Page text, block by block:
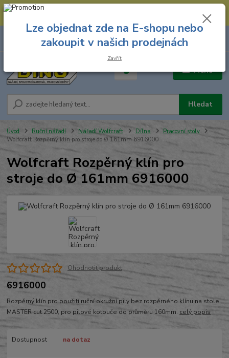
--- Spojovací materiál: 774 431 045 --- Prodejna nářadí: 731 449 423 --
Menu
Hledat
8.00 hod. - 16.00 hod.
za
Úvod Ruční nářadí Nářadí Wolfcraft Dílna
Pracovní stoly
Wolfcraft Rozpěrný klín pro stroje do Ø 161mm 6916000
Wolfcraft Rozpěrný klín pro
stroje do Ø 161mm 6916000
Ohodnotit produkt
6916000
Rozpěrný klín pro použití ruční okružní pily bez rozpěrného klínu na stole
MASTER cut 2500, pro pilové kotouče do průměru 160mm. celý popis
Dostupnost na dotaz
Lze objednat zde na E-shopu nebo
zakoupit v našich prodejnách
Zavřít